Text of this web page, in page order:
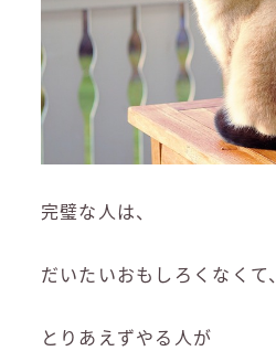
完璧な人は、
だいたいおもしろくなくて、
とりあえずやる人が